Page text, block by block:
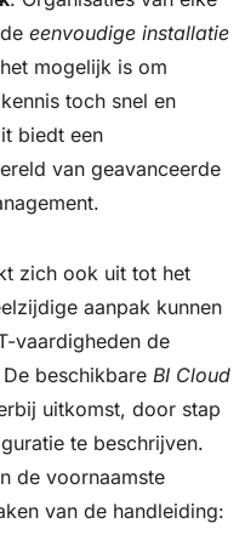
eenvoudige installatie
mogelijk is om
toch snel en
biedt een
van geavanceerde
zich ook uit tot het
aanpak kunnen
vaardigheden de
beschikbare BI Cloud
uitkomst, door stap
te beschrijven.
de voornaamste
van de handleiding: